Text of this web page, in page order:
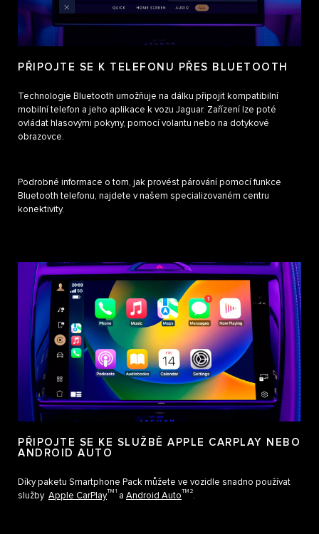
PŘIPOJTE SE K TELEFONU PŘES BLUETOOTH
Technologie Bluetooth umožňuje na dálku připojit kompatibilní
mobilní telefon a jeho aplikace k vozu Jaguar. Zařízení lze poté
ovládat hlasovými pokyny, pomocí volantu nebo na dotykové
obrazovce.
Podrobné informace o tom, jak provést párování pomocí funkce
Bluetooth telefonu, najdete v našem specializovaném centru
konektivity.
PŘIPOJTE SE KE SLUŽBĚ APPLE CARPLAY NEBO
ANDROID AUTO
Díky paketu Smartphone Pack můžete ve vozidle snadno používat
služby Apple CarPlayTM 1 a Android AutoTM 2.